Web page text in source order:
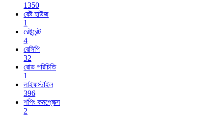
1350
রেষ্ট হাউজ
1
রেষ্টুরেন্ট
4
রেসিপি
32
রোড পরিচিতি
1
লাইফস্টাইল
396
শপিং কমপ্লেক্স
2